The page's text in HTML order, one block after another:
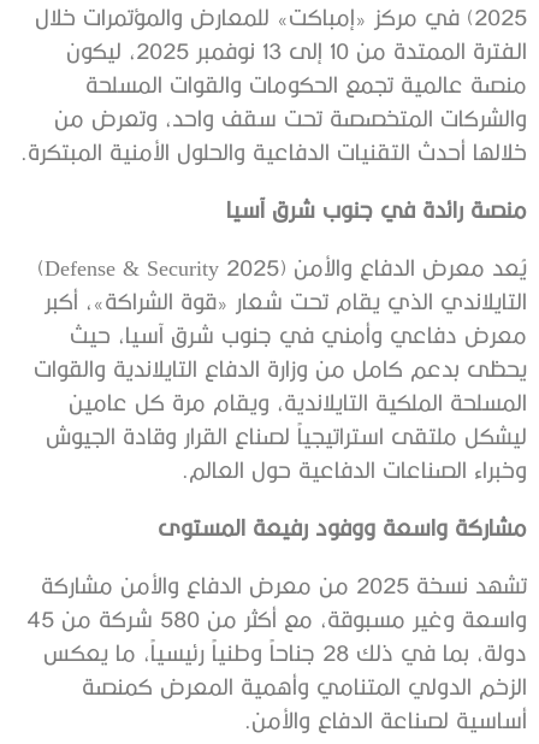
2025) في مركز «إمباكت» للمعارض والمؤتمرات خلال
الفترة الممتدة من 10 إلى 13 نوفمبر 2025، ليكون
منصة عالمية تجمع الحكومات والقوات المسلحة
والشركات المتخصصة تحت سقف واحد، وتعرض من
خلالها أحدث التقنيات الدفاعية والحلول الأمنية المبتكرة.
منصة رائدة في جنوب شرق آسيا
يُعد معرض الدفاع والأمن (Defense & Security 2025)
التايلاندي الذي يقام تحت شعار «قوة الشراكة»، أكبر
معرض دفاعي وأمني في جنوب شرق آسيا، حيث
يحظى بدعم كامل من وزارة الدفاع التايلاندية والقوات
المسلحة الملكية التايلاندية، ويقام مرة كل عامين
ليشكل ملتقى استراتيجياً لصناع القرار وقادة الجيوش
وخبراء الصناعات الدفاعية حول العالم.
مشاركة واسعة ووفود رفيعة المستوى
تشهد نسخة 2025 من معرض الدفاع والأمن مشاركة
واسعة وغير مسبوقة، مع أكثر من 580 شركة من 45
دولة، بما في ذلك 28 جناحاً وطنياً رئيسياً، ما يعكس
الزخم الدولي المتنامي وأهمية المعرض كمنصة
أساسية لصناعة الدفاع والأمن.